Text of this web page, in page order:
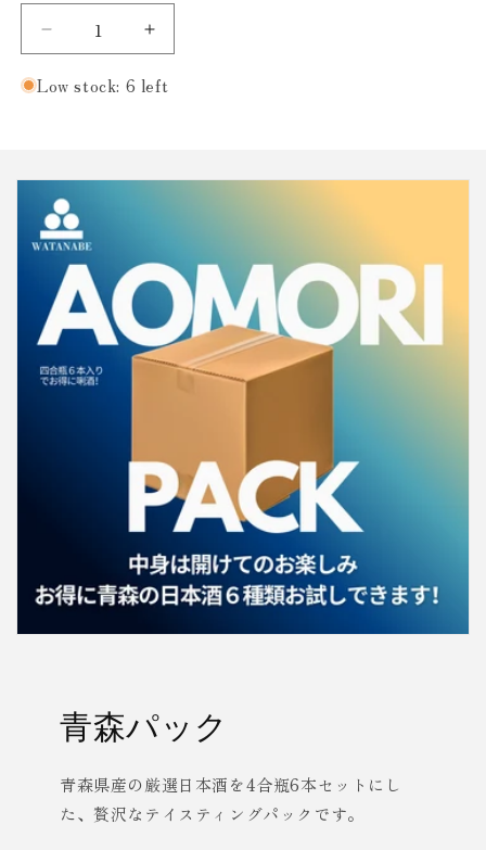
Decrease
quantity
for
祭
純
米
吟
醸
45
Increase
quantity
for
祭
大
吟
醸
45
Low stock: 6 left
青森パック
青森県産の厳選日本酒を4合瓶6本セットにし
た、贅沢なテイスティングパックです。